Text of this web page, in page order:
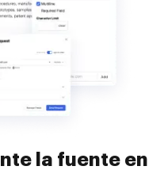
la fuente en